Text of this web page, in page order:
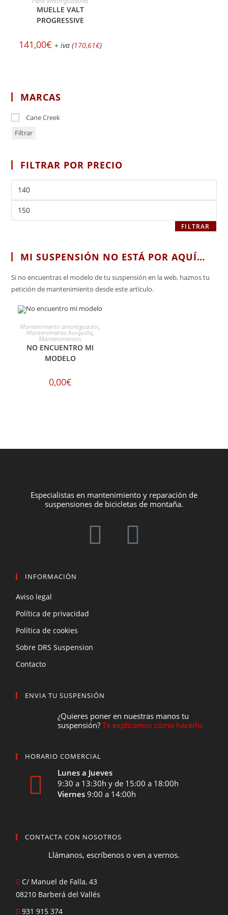
MUELLE VALT
PROGRESSIVE
141,00€ + iva (170,61€)
MARCAS
Cane Creek
Filtrar
FILTRAR POR PRECIO
FILTRAR
MI SUSPENSIÓN NO ESTÁ POR AQUÍ…
Si no encuentras el modelo de tu suspensión en la web, haznos tu
petición de mantenimiento desde este artículo.
SELECCIONAR OPCIONES
Mantenimiento amortiguador,
Mantenimiento horquilla,
Mantenimientos
NO ENCUENTRO MI
MODELO
0,00€
Especialistas en mantenimiento y reparación de
suspensiones de bicicletas de montaña.
INFORMACIÓN
Aviso legal
Política de privacidad
Política de cookies
Sobre DRS Suspension
Contacto
ENVIA TU SUSPENSIÓN
¿Quieres poner en nuestras manos tu
suspensión?Te explicamos cómo hacerlo.
HORARIO COMERCIAL
Lunes a Jueves
9:30 a 13:30h y de 15:00 a 18:00h
Viernes9:00 a 14:00h
CONTACTA CON NOSOTROS
Llámanos, escríbenos o ven a vernos.
C/ Manuel de Falla, 43
08210 Barberá del Vallés
931 915 374